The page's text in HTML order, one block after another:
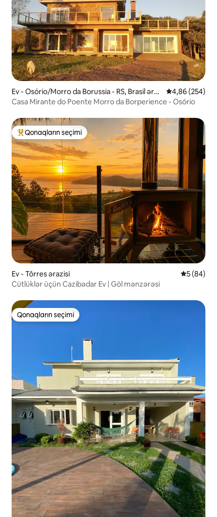
Ev - Osório/Morro da Borussia - RS, Brasil əraz
isi
Ortalama
4,86 (254)
Casa Mirante do Poente Morro da Borperience - Osório
Populyar "Qonaqların seçimi"
Qonaqların seçimi
Ev - Tôrres ərazisi Ortalama
5 (84)
Cütlüklər üçün Cazibədar Ev | Göl mənzərəsi
Qonaqların seçimi
Qonaqların seçimi